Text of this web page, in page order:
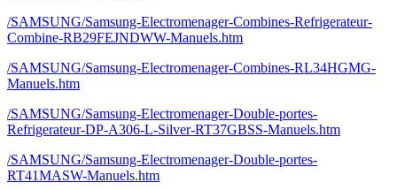
/SAMSUNG/Samsung-Electromenager-Combines-Refrigerateur-
Combine-RB29FEJNDWW-Manuels.htm
/SAMSUNG/Samsung-Electromenager-Combines-RL34HGMG-
Manuels.htm
/SAMSUNG/Samsung-Electromenager-Double-portes-
Refrigerateur-DP-A306-L-Silver-RT37GBSS-Manuels.htm
/SAMSUNG/Samsung-Electromenager-Double-portes-
RT41MASW-Manuels.htm